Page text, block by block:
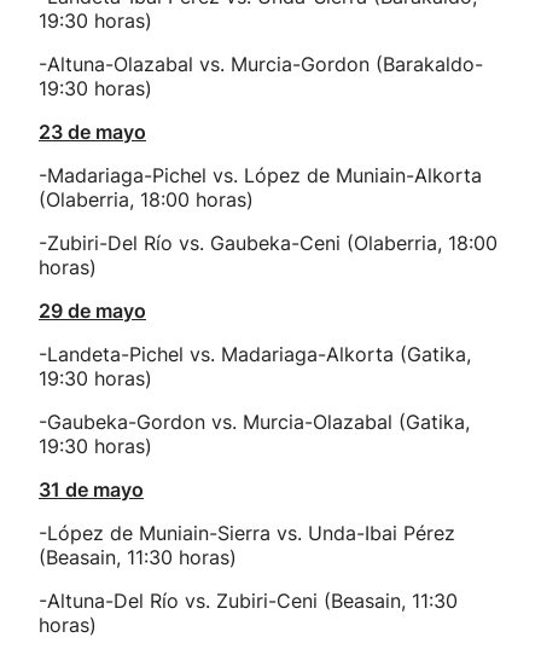
19:30 horas)
-Altuna-Olazabal vs. Murcia-Gordon (Barakaldo-
19:30 horas)
23 de mayo
-Madariaga-Pichel vs. López de Muniain-Alkorta
(Olaberria, 18:00 horas)
-Zubiri-Del Río vs. Gaubeka-Ceni (Olaberria, 18:00
horas)
29 de mayo
-Landeta-Pichel vs. Madariaga-Alkorta (Gatika,
19:30 horas)
-Gaubeka-Gordon vs. Murcia-Olazabal (Gatika,
19:30 horas)
31 de mayo
-López de Muniain-Sierra vs. Unda-Ibai Pérez
(Beasain, 11:30 horas)
-Altuna-Del Río vs. Zubiri-Ceni (Beasain, 11:30
horas)